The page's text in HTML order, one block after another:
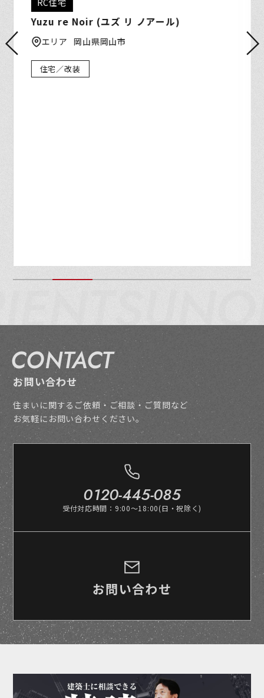
Yuzu re Noir (ユズ リ ノアール)
エリア 岡山県岡山市
住宅／改装
CONTACT
お問い合わせ
住まいに関するご依頼・ご相談・ご質問など
お気軽にお問い合わせください。
0120-445-085
受付対応時間：9:00～18:00(日・祝除く)
お問い合わせ